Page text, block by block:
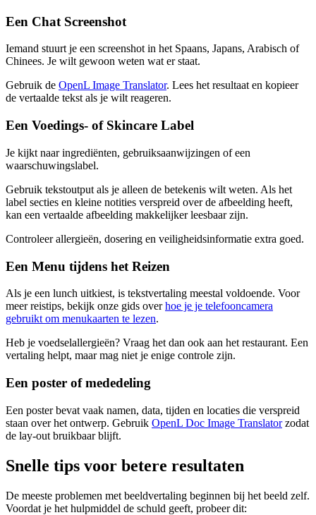
Een Chat Screenshot
Iemand stuurt je een screenshot in het Spaans, Japans, Arabisch of
Chinees. Je wilt gewoon weten wat er staat.
Gebruik de OpenL Image Translator. Lees het resultaat en kopieer
de vertaalde tekst als je wilt reageren.
Een Voedings- of Skincare Label
Je kijkt naar ingrediënten, gebruiksaanwijzingen of een
waarschuwingslabel.
Gebruik tekstoutput als je alleen de betekenis wilt weten. Als het
label secties en kleine notities verspreid over de afbeelding heeft,
kan een vertaalde afbeelding makkelijker leesbaar zijn.
Controleer allergieën, dosering en veiligheidsinformatie extra goed.
Een Menu tijdens het Reizen
Als je een lunch uitkiest, is tekstvertaling meestal voldoende. Voor
meer reistips, bekijk onze gids overhoe je je telefooncamera
gebruikt om menukaarten te lezen.
Heb je voedselallergieën? Vraag het dan ook aan het restaurant. Een
vertaling helpt, maar mag niet je enige controle zijn.
Een poster of mededeling
Een poster bevat vaak namen, data, tijden en locaties die verspreid
staan over het ontwerp. Gebruik OpenL Doc Image Translatorzodat
de lay-out bruikbaar blijft.
Snelle tips voor betere resultaten
De meeste problemen met beeldvertaling beginnen bij het beeld zelf.
Voordat je het hulpmiddel de schuld geeft, probeer dit: